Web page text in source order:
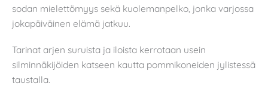
sodan mielettömyys sekä kuolemanpelko, jonka varjossa
jokapäiväinen elämä jatkuu.
Tarinat arjen suruista ja iloista kerrotaan usein
silminnäkijöiden katseen kautta pommikoneiden jylistessä
taustalla.